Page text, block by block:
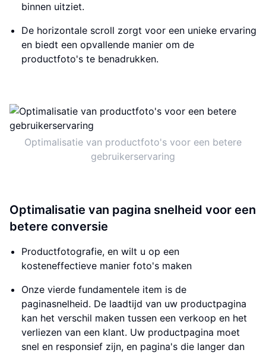
binnen uitziet.
De horizontale scroll zorgt voor een unieke ervaring
en biedt een opvallende manier om de
productfoto's te benadrukken.
Optimalisatie van productfoto's voor een betere
gebruikerservaring
Optimalisatie van pagina snelheid voor een
betere conversie
Productfotografie, en wilt u op een
kosteneffectieve manier foto's maken
Onze vierde fundamentele item is de
paginasnelheid. De laadtijd van uw productpagina
kan het verschil maken tussen een verkoop en het
verliezen van een klant. Uw productpagina moet
snel en responsief zijn, en pagina's die langer dan